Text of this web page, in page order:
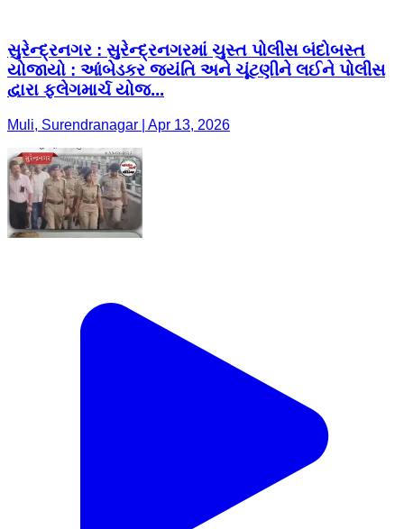
સુરેન્દ્રનગર : સુરેન્દ્રનગરમાં ચુસ્ત પોલીસ બંદોબસ્ત
યોજાયો : આંબેડકર જયંતિ અને ચૂંટણીને લઈને પોલીસ
દ્વારા ફ્લેગમાર્ચ યોજ...
Muli, Surendranagar | Apr 13, 2026